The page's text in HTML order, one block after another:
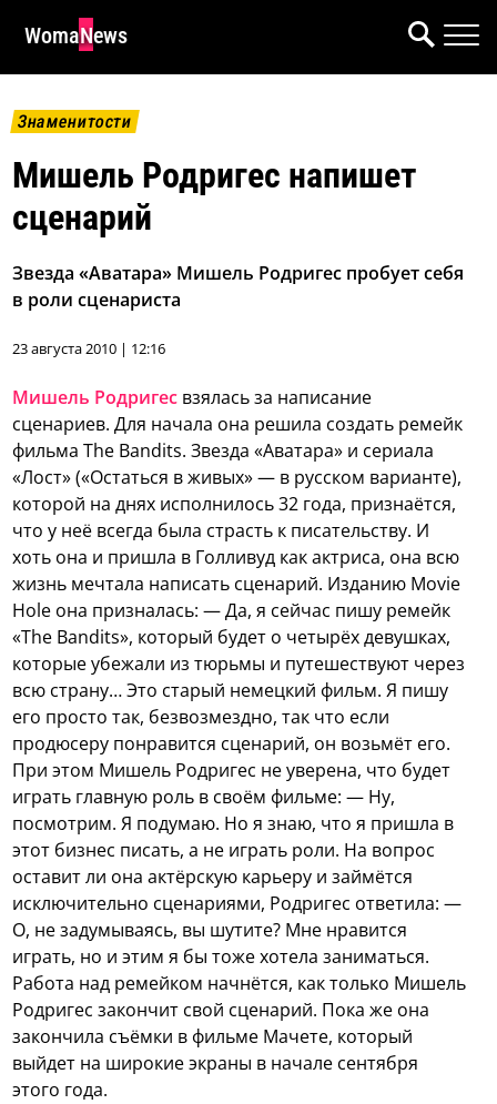
WomaNews
Знаменитости
Мишель Родригес напишет
сценарий
Звезда «Аватара» Мишель Родригес пробует себя
в роли сценариста
23 августа 2010 | 12:16
Мишель Родригес взялась за написание
сценариев. Для начала она решила создать ремейк
фильма The Bandits. Звезда «Аватара» и сериала
«Лост» («Остаться в живых» — в русском варианте),
которой на днях исполнилось 32 года, признаётся,
что у неё всегда была страсть к писательству. И
хоть она и пришла в Голливуд как актриса, она всю
жизнь мечтала написать сценарий. Изданию Movie
Hole она призналась: — Да, я сейчас пишу ремейк
«The Bandits», который будет о четырёх девушках,
которые убежали из тюрьмы и путешествуют через
всю страну… Это старый немецкий фильм. Я пишу
его просто так, безвозмездно, так что если
продюсеру понравится сценарий, он возьмёт его.
При этом Мишель Родригес не уверена, что будет
играть главную роль в своём фильме: — Ну,
посмотрим. Я подумаю. Но я знаю, что я пришла в
этот бизнес писать, а не играть роли. На вопрос
оставит ли она актёрскую карьеру и займётся
исключительно сценариями, Родригес ответила: —
О, не задумываясь, вы шутите? Мне нравится
играть, но и этим я бы тоже хотела заниматься.
Работа над ремейком начнётся, как только Мишель
Родригес закончит свой сценарий. Пока же она
закончила съёмки в фильме Мачете, который
выйдет на широкие экраны в начале сентября
этого года.